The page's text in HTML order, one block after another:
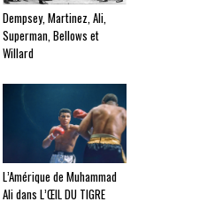
Dempsey, Martinez, Ali,
Superman, Bellows et
Willard
L’Amérique de Muhammad
Ali dans L’ŒIL DU TIGRE